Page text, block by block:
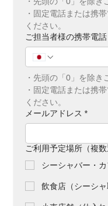
・固定電話または携
ください。
ご担当者様の携帯電話
・先頭の「0」を除き
・固定電話または携
ください。
メールアドレス *
ご利用予定場所（複数
シーシャバー・カ
飲食店（シーシャ